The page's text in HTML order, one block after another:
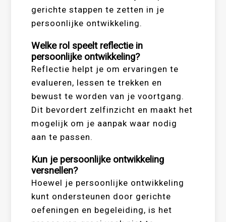
gerichte stappen te zetten in je
persoonlijke ontwikkeling.
Welke rol speelt reflectie in
persoonlijke ontwikkeling?
Reflectie helpt je om ervaringen te
evalueren, lessen te trekken en
bewust te worden van je voortgang.
Dit bevordert zelfinzicht en maakt het
mogelijk om je aanpak waar nodig
aan te passen.
Kun je persoonlijke ontwikkeling
versnellen?
Hoewel je persoonlijke ontwikkeling
kunt ondersteunen door gerichte
oefeningen en begeleiding, is het